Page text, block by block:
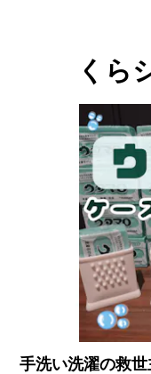
くら
手洗い洗濯の救